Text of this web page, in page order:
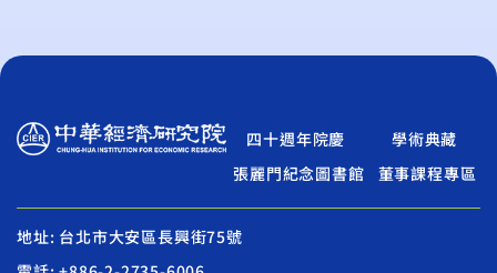
四十週年院慶
學術典藏
張麗門紀念圖書館
董事課程專區
地址: 台北市大安區長興街75號